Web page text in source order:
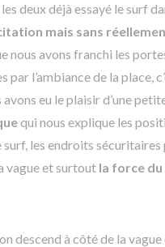
deux déjà essayé le surf
mais sans
nous avons franchi les
par l’ambiance de la place,
eu le plaisir d’une
qui nous explique les
les endroits sécuritaires
vague et surtout la force
descend à côté de la